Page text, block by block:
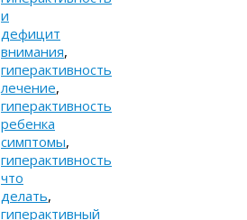
и
дефицит
внимания,
гиперактивность
лечение,
гиперактивность
ребенка
симптомы,
гиперактивность
что
делать,
гиперактивный